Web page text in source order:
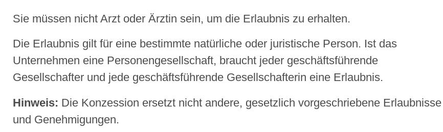
Sie müssen nicht Arzt oder Ärztin sein, um die Erlaubnis zu erhalten.
Die Erlaubnis gilt für eine bestimmte natürliche oder juristische Person. Ist das
Unternehmen eine Personengesellschaft, braucht jeder geschäftsführende
Gesellschafter und jede geschäftsführende Gesellschafterin eine Erlaubnis.
Hinweis: Die Konzession ersetzt nicht andere, gesetzlich vorgeschriebene Erlaubnisse
und Genehmigungen.